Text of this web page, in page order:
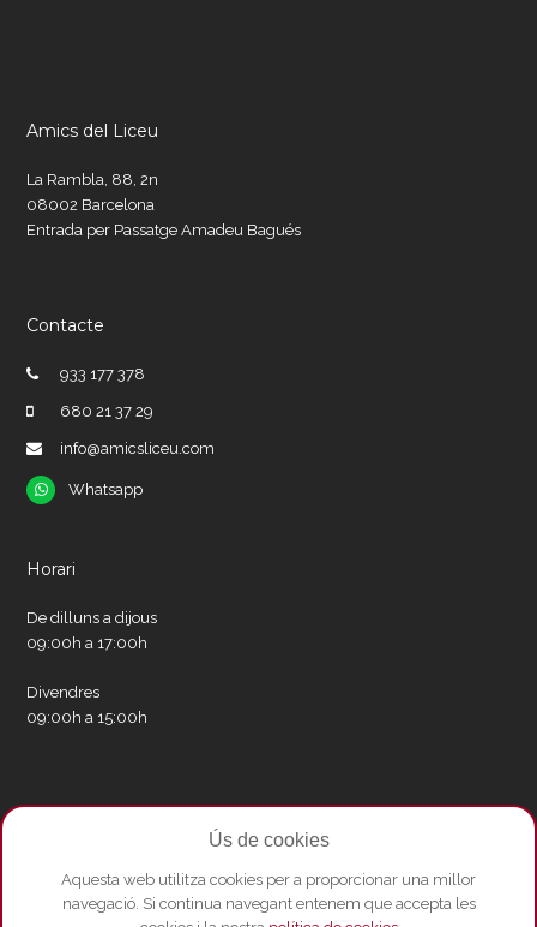
Amics del Liceu
La Rambla, 88, 2n
08002 Barcelona
Entrada per Passatge Amadeu Bagués
Contacte
933 177 378
680 21 37 29
info@amicsliceu.com
Whatsapp
Whatsapp
Horari
De dilluns a dijous
09:00h a 17:00h
Divendres
09:00h a 15:00h
Xarxes socials
FacebookInstagram
Whatsapp
Youtube
Ús de cookies
Aquesta web utilitza cookies per a proporcionar una millor
navegació. Si continua navegant entenem que accepta les